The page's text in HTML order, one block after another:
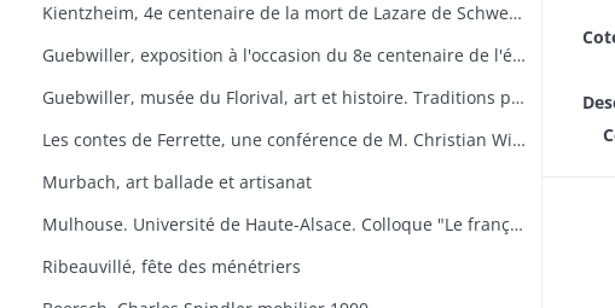
Kientzheim, 4e centenaire de la mort de Lazare de Schwendi
Guebwiller, exposition à l'occasion du 8e centenaire de l'église Saint-Léger
Guebwiller, musée du Florival, art et histoire. Traditions populaires céramiques de Théodore Deck
Les contes de Ferrette, une conférence de M. Christian Wilsdorf.
Murbach, art ballade et artisanat
Mulhouse. Université de Haute-Alsace. Colloque "Le français en Alsace
Ribeauvillé, fête des ménétriers